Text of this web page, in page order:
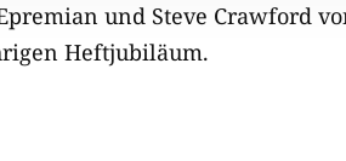
und Steve Crawford
Heftjubiläum.